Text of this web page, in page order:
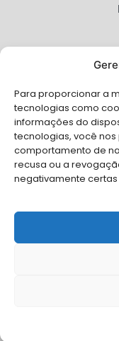
Para proporcionar a
tecnologias como
informações do
tecnologias, você
comportamento de
recusa ou a
negativamente
Solicite Apoio